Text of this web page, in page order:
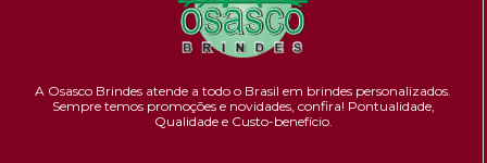
A Osasco Brindes atende a todo o Brasil em brindes personalizados.
Sempre temos promoções e novidades, confira! Pontualidade,
Qualidade e Custo-benefício.